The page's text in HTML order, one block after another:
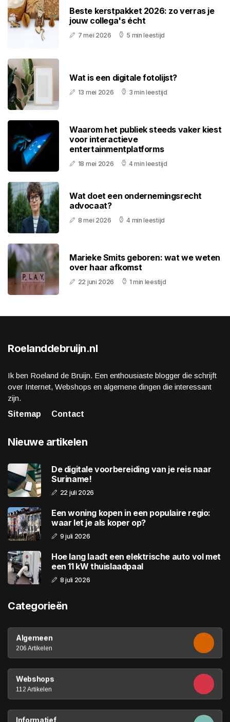
Beste kerstpakket 2026: zo verras je
jouw collega's écht
7 mei 2026 5 min leestijd
Wat is een digitale fotolijst?
13 mei 2026 3 min leestijd
Waarom het publiek steeds vaker kiest
voor interactieve
entertainmentplatforms
18 mei 2026 4 min leestijd
Wat doet een ondernemingsrecht
advocaat?
8 mei 2026 4 min leestijd
Marieke Smits geboren: wat we weten
over haar afkomst
22 juni 2026 1 min leestijd
Roelanddebruijn.nl
Ik ben Roeland de Bruijn. Een enthousiaste blogger die schrijft
over Internet, Webshops en algemene dingen die interessant
zijn.
Sitemap
Contact
Nieuwe artikelen
De digitale voorbereiding van je reis naar
Suriname!
22 juli 2026
Een woning kopen in een populaire regio:
waar let je als koper op?
9 juli 2026
Hoe lang laadt een elektrische auto vol met
een 11 kW thuislaadpaal
8 juli 2026
Categorieën
Algemeen
206 Artikelen
Webshops
112 Artikelen
Informatief